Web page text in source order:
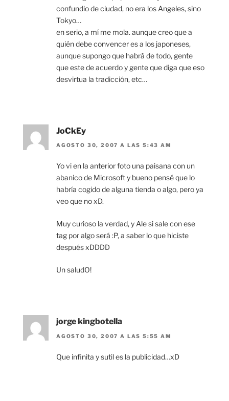
confundio de ciudad, no era los Angeles, sino
Tokyo…
en serio, a mí me mola. aunque creo que a
quién debe convencer es a los japoneses,
aunque supongo que habrá de todo, gente
que este de acuerdo y gente que diga que eso
desvirtua la tradicción, etc…
JoCkEy
AGOSTO 30, 2007 A LAS 5:43 AM
Yo vi en la anterior foto una paisana con un
abanico de Microsoft y bueno pensé que lo
habría cogido de alguna tienda o algo, pero ya
veo que no xD.
Muy curioso la verdad, y Ale si sale con ese
tag por algo será :P, a saber lo que hiciste
después xDDDD
Un saludO!
jorge kingbotella
AGOSTO 30, 2007 A LAS 5:55 AM
Que infinita y sutil es la publicidad…xD